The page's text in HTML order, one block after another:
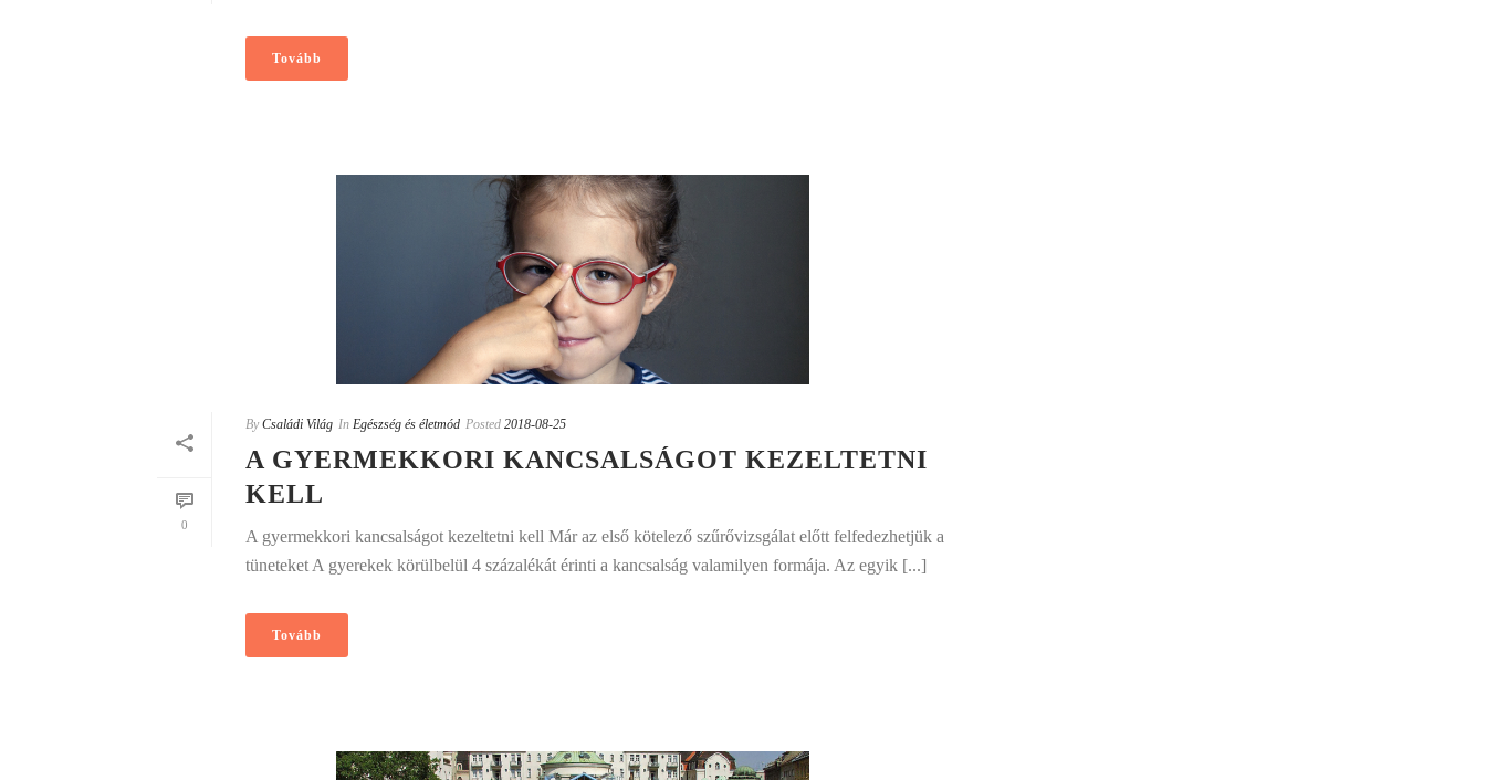
Tovább
0
By Családi Világ In Egészség és életmód Posted 2018-08-25
A GYERMEKKORI KANCSALSÁGOT KEZELTETNI
KELL
A gyermekkori kancsalságot kezeltetni kell Már az első kötelező szűrővizsgálat előtt felfedezhetjük a
tüneteket A gyerekek körülbelül 4 százalékát érinti a kancsalság valamilyen formája. Az egyik [...]
Tovább